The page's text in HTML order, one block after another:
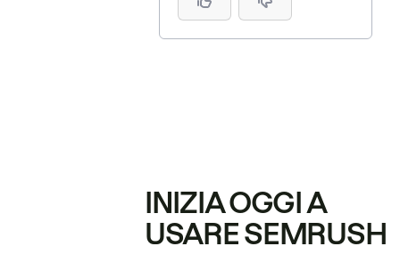
INIZIA OGGI A
USARE SEMRUSH